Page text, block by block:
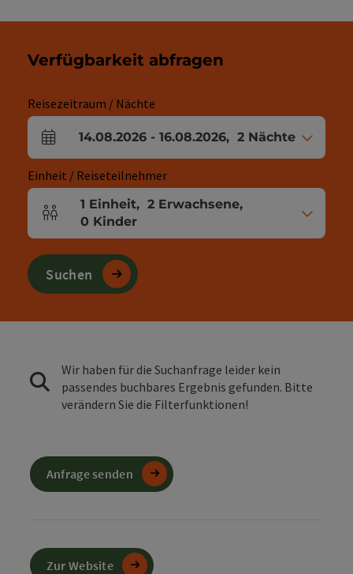
Verfügbarkeit abfragen
Reisezeitraum / Nächte
An- und Abreisefelder
14.08.2026 - 16.08.2026, 2 Nächte
Einheit / Reiseteilnehmer
Einheitenanzahl und Personenfelder
1 Einheit, 2 Erwachsene,
0 Kinder
Suchen
Wir haben für die Suchanfrage leider kein
passendes buchbares Ergebnis gefunden. Bitte
verändern Sie die Filterfunktionen!
Anfrage senden
Zur Website